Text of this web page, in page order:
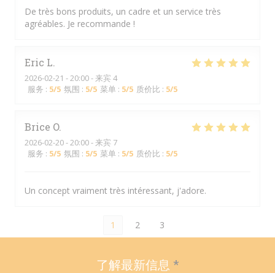
De très bons produits, un cadre et un service très
agréables. Je recommande !
Eric L
2026-02-21 - 20:00 - 来宾 4
服务 : 5/5 氛围 : 5/5 菜单 : 5/5 质价比 : 5/5
Brice O
2026-02-20- 20:00 - 来宾 7
服务 : 5/5 氛围 : 5/5 菜单 : 5/5 质价比 : 5/5
Un concept vraiment très intéressant, j'adore.
1 2 3
了解最新信息 *